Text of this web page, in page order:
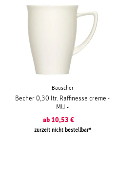
Bauscher
Becher 0,30 ltr. Raffinesse creme -
MU -
ab 10,53 €
zurzeit nicht bestellbar